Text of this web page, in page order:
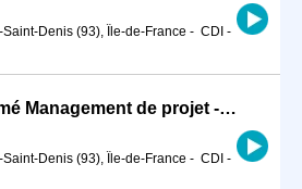
Denis (93), Île-de-France - CDI -
Consultant confirmé Management de projet - projets ferroviaires et transports urbains H/F
Denis (93), Île-de-France - CDI -